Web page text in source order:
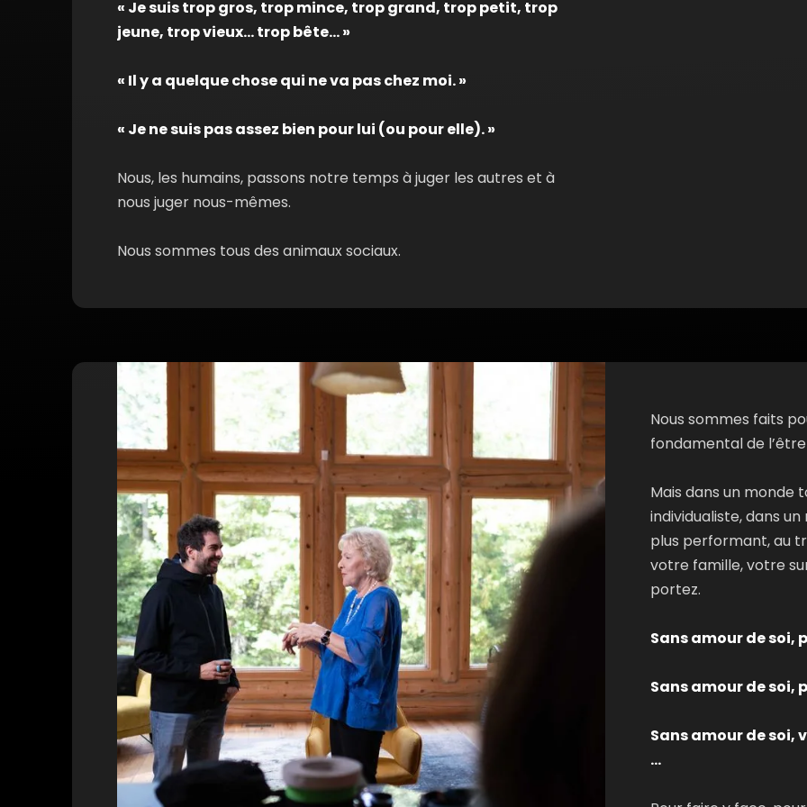
« Je suis trop gros, trop mince, trop grand, trop petit, trop
jeune, trop vieux… trop bête… »
« Il y a quelque chose qui ne va pas chez moi. »
« Je ne suis pas assez bien pour lui (ou pour elle). »
Nous, les humains, passons notre temps à juger les autres et à
nous juger nous-mêmes.
Nous sommes tous des animaux sociaux.
Nous sommes faits
fondamental de
Mais dans un monde
individualiste, dans
plus performant, au
votre famille, votre
portez.
Sans amour de soi,
Sans amour de soi,
Sans amour de soi,
…